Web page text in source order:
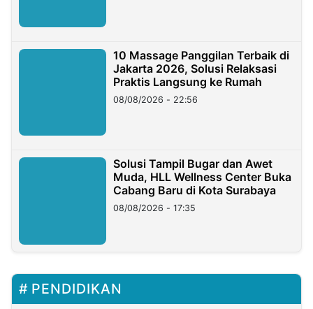
10 Massage Panggilan Terbaik di
Jakarta 2026, Solusi Relaksasi
Praktis Langsung ke Rumah
08/08/2026 - 22:56
Solusi Tampil Bugar dan Awet
Muda, HLL Wellness Center Buka
Cabang Baru di Kota Surabaya
08/08/2026 - 17:35
PENDIDIKAN